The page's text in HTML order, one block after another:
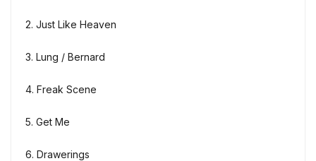
2. Just Like Heaven
3. Lung / Bernard
4. Freak Scene
5. Get Me
6. Drawerings